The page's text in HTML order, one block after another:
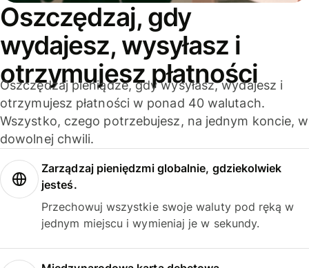
Oszczędzaj, gdy
wydajesz, wysyłasz i
otrzymujesz płatności
Oszczędzaj pieniądze, gdy wysyłasz, wydajesz i
otrzymujesz płatności w ponad 40 walutach.
Wszystko, czego potrzebujesz, na jednym koncie, w
dowolnej chwili.
Zarządzaj pieniędzmi globalnie, gdziekolwiek
jesteś.
Przechowuj wszystkie swoje waluty pod ręką w
jednym miejscu i wymieniaj je w sekundy.